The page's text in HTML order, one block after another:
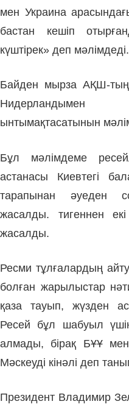
мен Украина
бастан кешіп
күштірек» деп мәлімдеді.
Байден мырза АҚШ-
ынтымақтасатынын
Бұл мәлімдеме
астанасы Киевтегі
тарапынан әуеден
жасалды. тигеннен
жасалды.
Ресми тұлғалардың
болған жарылыстар
қаза тауып, жүзден
Ресей бұл шабуыл үшін
алмады, бірақ БҰҰ
Мәскеуді кінәлі деп
Президент Владимир